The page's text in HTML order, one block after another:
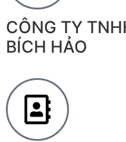
CÔNG TY
BÍCH HẢO